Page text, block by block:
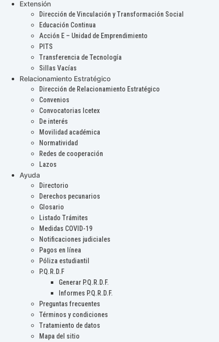
Extensión
Dirección de Vinculación y Transformación Social
Educación Continua
Acción E – Unidad de Emprendimiento
PITS
Transferencia de Tecnología
Sillas Vacías
Relacionamiento Estratégico
Dirección de Relacionamiento Estratégico
Convenios
Convocatorias Icetex
De interés
Movilidad académica
Normatividad
Redes de cooperación
Lazos
Ayuda
Directorio
Derechos pecunarios
Glosario
Listado Trámites
Medidas COVID-19
Notificaciones judiciales
Pagos en línea
Póliza estudiantil
P.Q.R.D.F
Generar P.Q.R.D.F.
Informes P.Q.R.D.F.
Preguntas frecuentes
Términos y condiciones
Tratamiento de datos
Mapa del sitio